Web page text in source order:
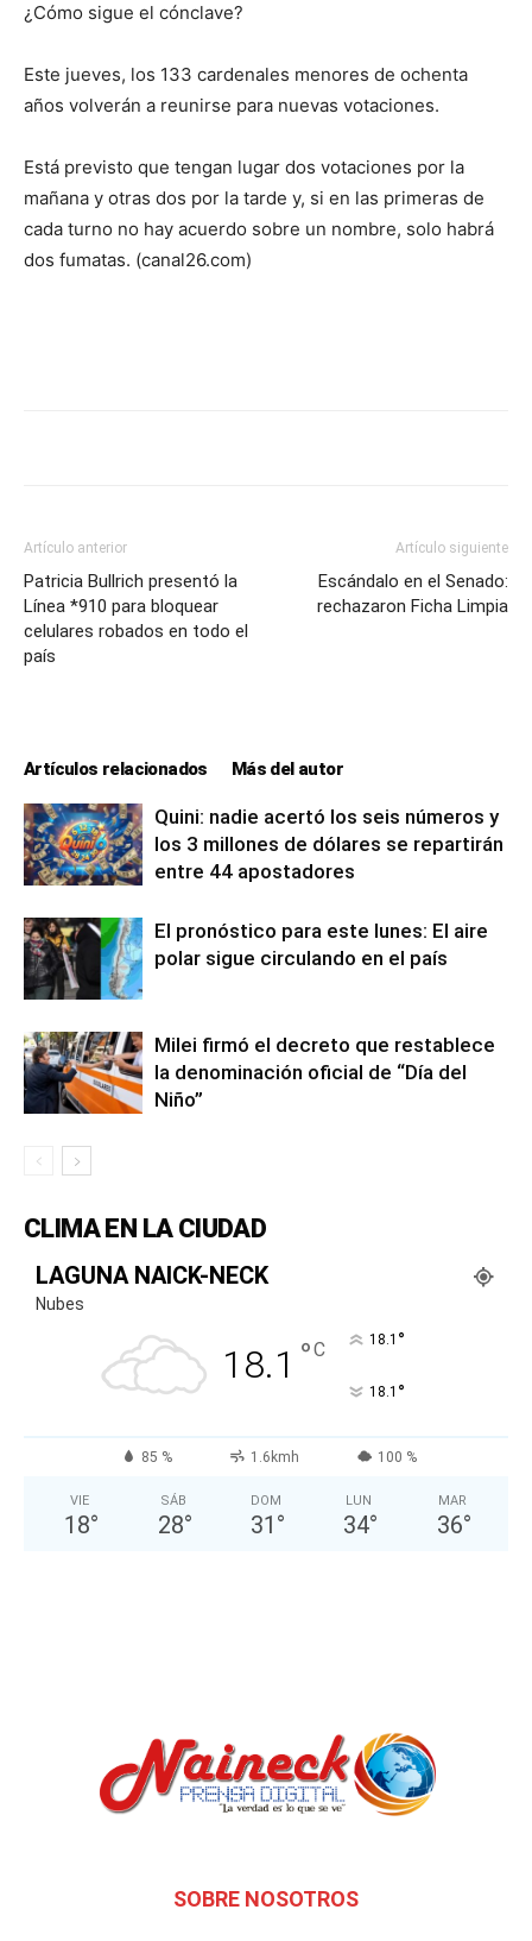
¿Cómo sigue el cónclave?
Este jueves, los 133 cardenales menores de ochenta
años volverán a reunirse para nuevas votaciones.
Está previsto que tengan lugar dos votaciones por la
mañana y otras dos por la tarde y, si en las primeras de
cada turno no hay acuerdo sobre un nombre, solo habrá
dos fumatas. (canal26.com)
Artículo anterior
Patricia Bullrich presentó la
Línea *910 para bloquear
celulares robados en todo el
país
Artículo siguiente
Escándalo en el Senado:
rechazaron Ficha Limpia
Artículos relacionados Más del autor
Quini: nadie acertó los seis números y
los 3 millones de dólares se repartirán
entre 44 apostadores
El pronóstico para este lunes: El aire
polar sigue circulando en el país
Milei firmó el decreto que restablece
la denominación oficial de “Día del
Niño”
CLIMA EN LA CIUDAD
LAGUNA NAICK-NECK
Nubes
18.1 °C 18.1 °
18.1 °
85 % 1.6kmh 100 %
VIE
18°
SÁB
28°
DOM
31 °
LUN
34°
MAR
36°
SOBRE NOSOTROS